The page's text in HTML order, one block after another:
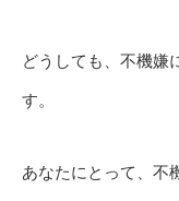
どうしても、不機嫌
す。
あなたにとって、不